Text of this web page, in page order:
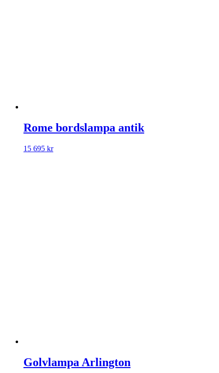
Rome bordslampa antik
15 695 kr
Golvlampa Arlington